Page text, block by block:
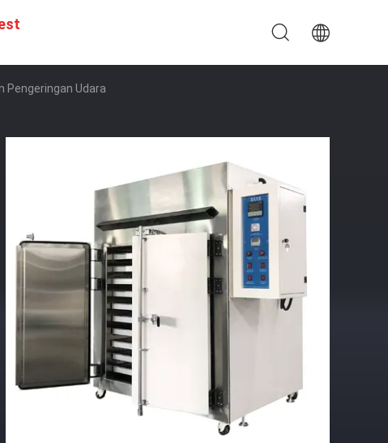
Pengeringan Udara